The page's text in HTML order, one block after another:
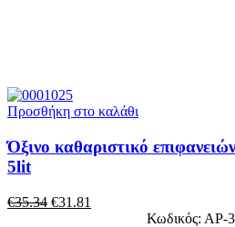
Προσθήκη στο καλάθι
Όξινο καθαριστικό
5lit
€35.34 €31.81
Κωδικός: ΑΡ-